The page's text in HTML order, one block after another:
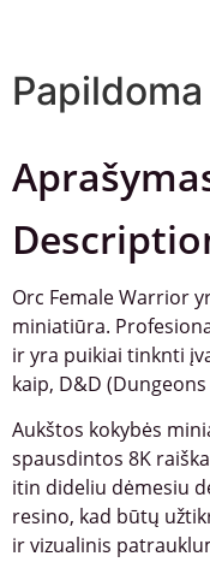
Orc Female Warrior
miniatiūra.
ir yra puikiai tinknti
kaip, D&D
Aukštos kokybės
spausdintos 8K
itin dideliu dėmesiu
resino, kad būtų
ir vizualinis